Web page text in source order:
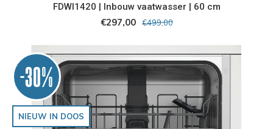
FDWI1420 | Inbouw vaatwasser | 60 cm
€297,00 €499,00
-30%
NIEUW IN DOOS